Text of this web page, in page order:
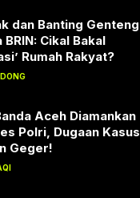
dan Banting Genteng
Cikal Bakal
Rumah Rakyat?
Aceh Diamankan
Polri, Dugaan Kasus
Geger!